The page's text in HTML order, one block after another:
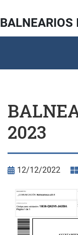
2023
12/12/2022